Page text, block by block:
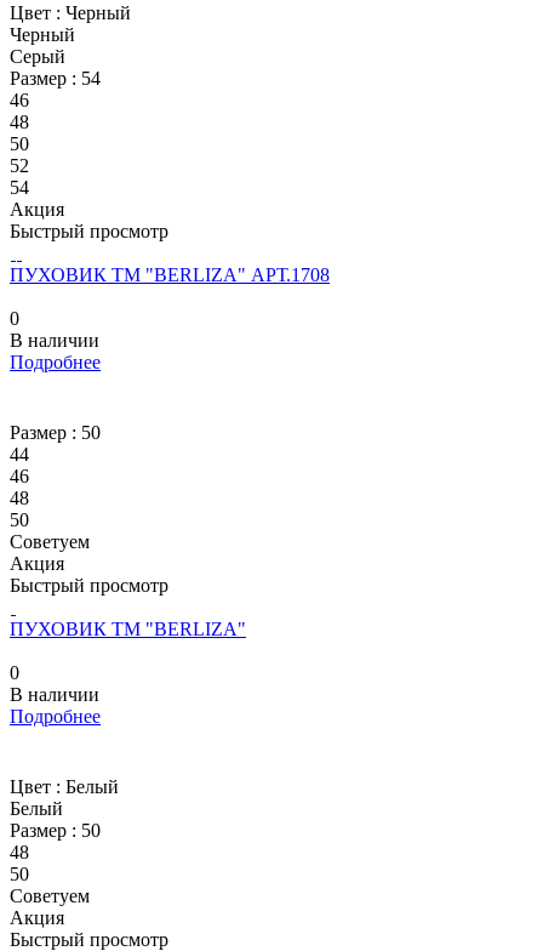
Цвет : Черный
Черный
Серый
Размер : 54
46
48
50
52
54
Акция
Быстрый просмотр
ПУХОВИК ТМ "BERLIZA" АРТ.1708
0
В наличии
Подробнее
Размер : 50
44
46
48
50
Советуем
Акция
Быстрый просмотр
ПУХОВИК ТМ "BERLIZA"
0
В наличии
Подробнее
Цвет : Белый
Белый
Размер : 50
48
50
Советуем
Акция
Быстрый просмотр